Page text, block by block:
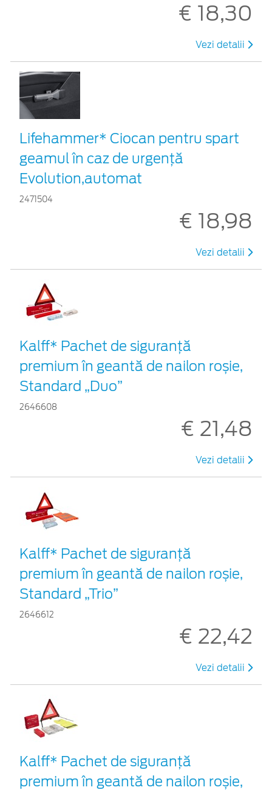
€ 18,30
Vezi detalii
Lifehammer* Ciocan pentru spart
geamul în caz de urgenţă
Evolution,automat
2471504
€ 18,98
Vezi detalii
Kalff* Pachet de siguranţă
premium în geantă de nailon roșie,
Standard „Duo”
2646608
€ 21,48
Vezi detalii
Kalff* Pachet de siguranţă
premium în geantă de nailon roșie,
Standard „Trio”
2646612
€ 22,42
Vezi detalii
Kalff* Pachet de siguranţă
premium în geantă de nailon roșie,